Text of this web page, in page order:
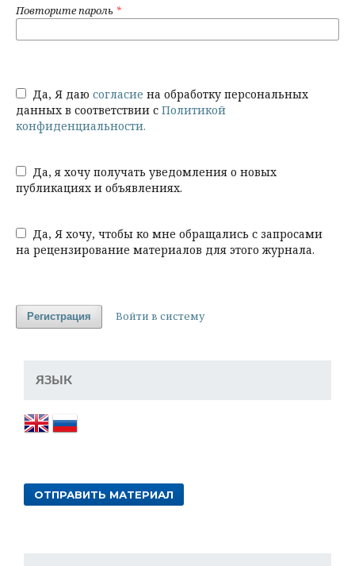
Повторите пароль *
Да, Я даю согласие на обработку персональных
данных в соответствии с Политикой
конфиденциальности.
публикациях и объявлениях.
на рецензирование материалов для этого журнала.
Регистрация Войти в систему
ЯЗЫК
ОТПРАВИТЬ МАТЕРИАЛ